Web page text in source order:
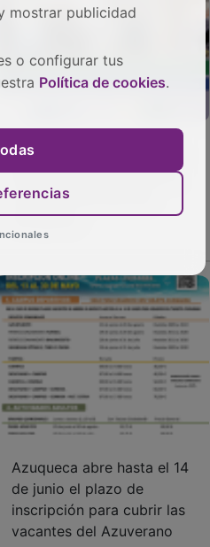
Este miércoles, sesión del
Plan Mayor Seguridad en
el Centro de Ocio de
Azuqueca
Azuqueca abre hasta el 14
de junio el plazo de
inscripción para cubrir las
vacantes del Azuverano
mostrar publicidad
o configurar tus
Política de cookies.